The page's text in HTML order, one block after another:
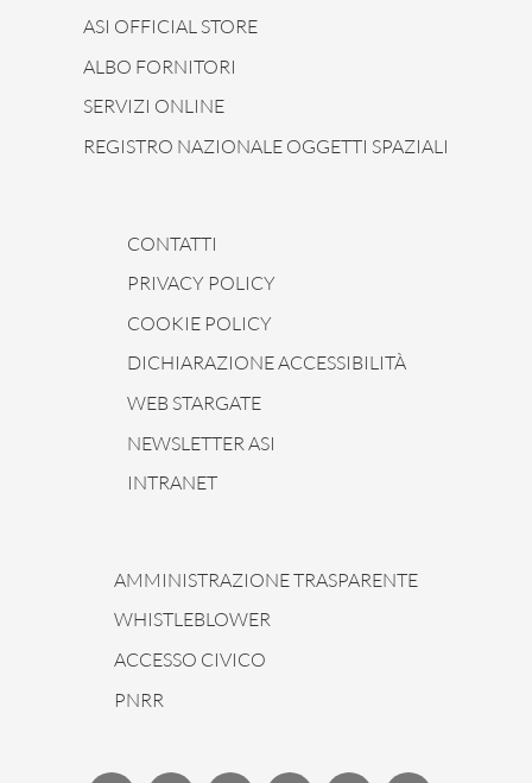
ASI OFFICIAL STORE
ALBO FORNITORI
SERVIZI ONLINE
REGISTRO NAZIONALE OGGETTI SPAZIALI
CONTATTI
PRIVACY POLICY
COOKIE POLICY
DICHIARAZIONE ACCESSIBILITÀ
WEB STARGATE
NEWSLETTER ASI
INTRANET
AMMINISTRAZIONE TRASPARENTE
WHISTLEBLOWER
ACCESSO CIVICO
PNRR